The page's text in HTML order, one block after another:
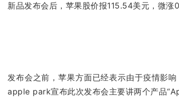
新品发布会后，苹果股价报115.54美元，微涨
发布会之前，苹果方面已经表示由于疫情影
apple park宣布此次发布会主要讲两个产品